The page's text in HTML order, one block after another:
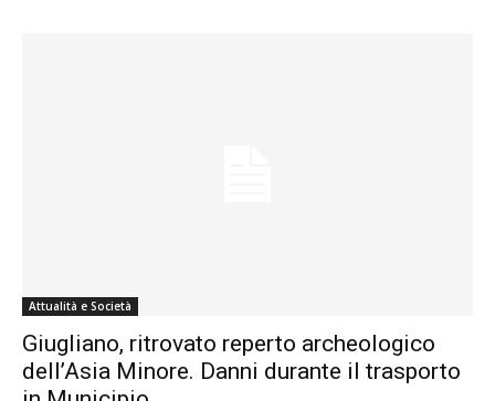
Attualità e Società
Giugliano, ritrovato reperto archeologico
dell’Asia Minore. Danni durante il trasporto